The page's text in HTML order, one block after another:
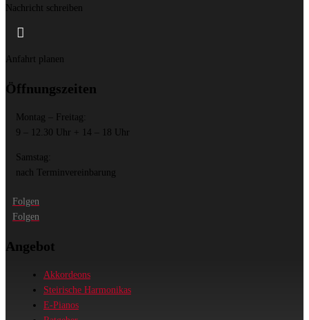
Nachricht schreiben

Anfahrt planen
Öffnungszeiten
Montag – Freitag:
9 – 12.30 Uhr + 14 – 18 Uhr
Samstag:
nach Terminvereinbarung
Folgen
Folgen
Angebot
Akkordeons
Steirische Harmonikas
E-Pianos